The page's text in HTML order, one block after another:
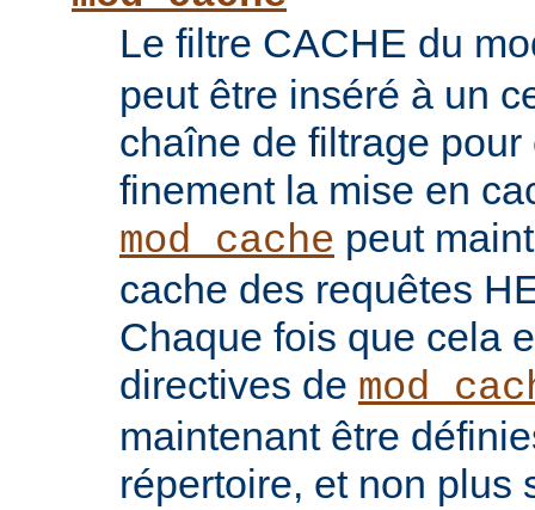
Le filtre CACHE du
peut être inséré à un
chaîne de filtrage
finement la mise en
mod_cache peut
cache des requêtes
Chaque fois que cela
directives de
maintenant être
répertoire, et non plus